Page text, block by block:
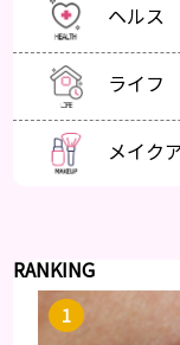
ヘルス
ライフ
メイク
RANKING